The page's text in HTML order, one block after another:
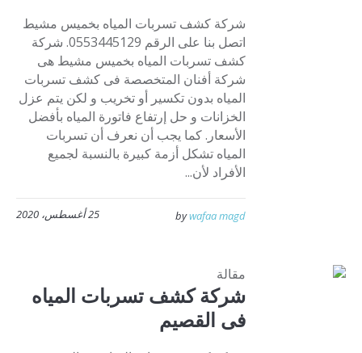
شركة كشف تسربات المياه بخميس مشيط
اتصل بنا على الرقم 0553445129. شركة
كشف تسربات المياه بخميس مشيط هى
شركة أفنان المتخصصة فى كشف تسربات
المياه بدون تكسير أو تخريب و لكن يتم عزل
الخزانات و حل إرتفاع فاتورة المياه بأفضل
الأسعار. كما يجب أن نعرف أن تسربات
المياه تشكل أزمة كبيرة بالنسبة لجميع
الأفراد لأن...
25 أغسطس، 2020 bywafaa magd
مقالة
شركة كشف تسربات المياه
فى القصيم